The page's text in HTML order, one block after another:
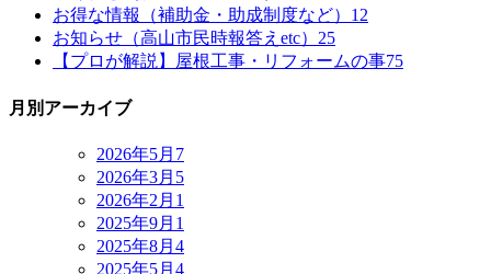
お得な情報（補助金・助成制度など） 12
お知らせ（高山市民時報答えetc） 25
【プロが解説】屋根工事・リフォームの事75
月別アーカイブ
2026年5月 7
2026年3月 5
2026年2月 1
2025年9月 1
2025年8月 4
2025年5月 4